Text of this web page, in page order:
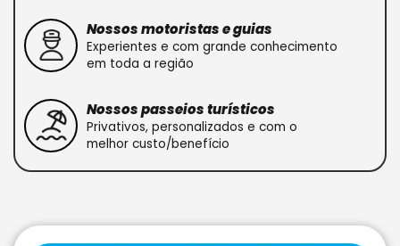
Nossos motoristas e guias
Experientes e com grande conhecimento
em toda a região
Nossos passeios turísticos
Privativos, personalizados e com o
melhor custo/benefício